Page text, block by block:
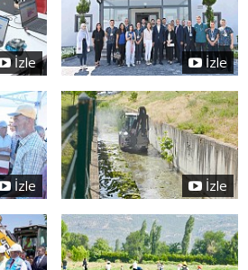
İzle İzle
İzle İzle